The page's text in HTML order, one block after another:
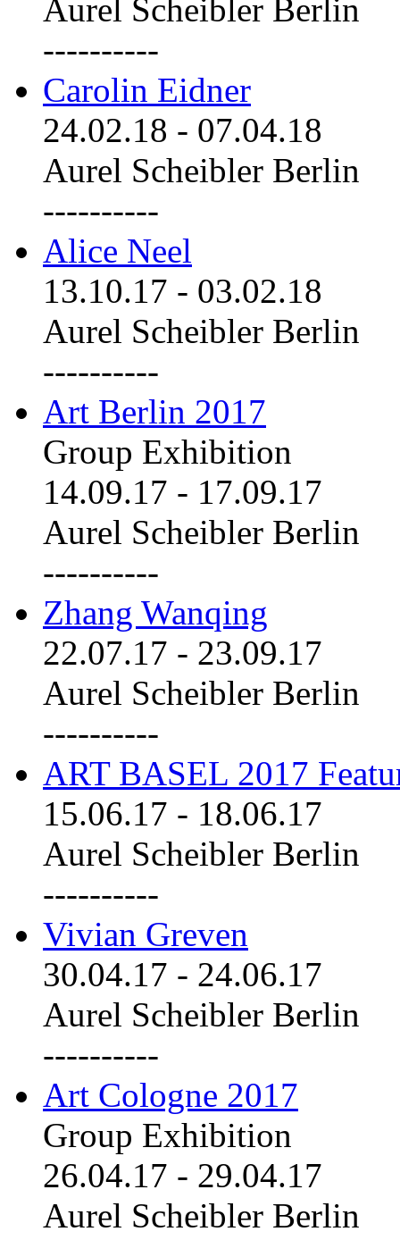
Aurel Scheibler Berlin
----------
Carolin Eidner
24.02.18 - 07.04.18
Aurel Scheibler Berlin
----------
Alice Neel
13.10.17 - 03.02.18
Aurel Scheibler Berlin
----------
Art Berlin 2017
Group Exhibition
14.09.17 - 17.09.17
Aurel Scheibler Berlin
----------
Zhang Wanqing
22.07.17 - 23.09.17
Aurel Scheibler Berlin
----------
ART BASEL 2017
15.06.17 - 18.06.17
Aurel Scheibler Berlin
----------
Vivian Greven
30.04.17 - 24.06.17
Aurel Scheibler Berlin
----------
Art Cologne 2017
Group Exhibition
26.04.17 - 29.04.17
Aurel Scheibler Berlin